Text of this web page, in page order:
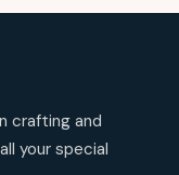
crafting and
your special